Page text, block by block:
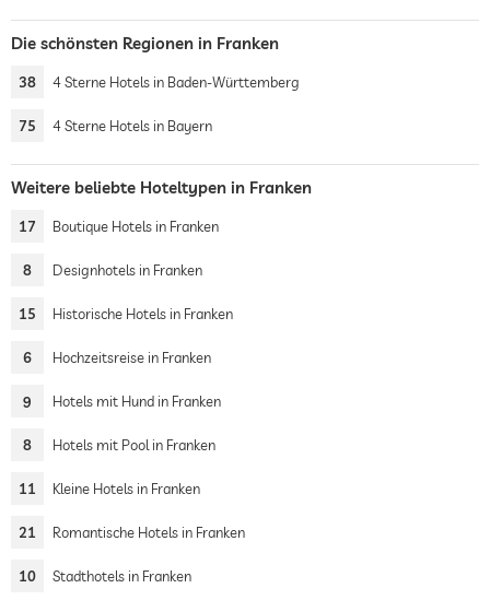
Die schönsten Regionen in Franken
38 4 Sterne Hotels in Baden-Württemberg
75 4 Sterne Hotels in Bayern
Weitere beliebte Hoteltypen in Franken
17 Boutique Hotels in Franken
8 Designhotels in Franken
15 Historische Hotels in Franken
6 Hochzeitsreise in Franken
9 Hotels mit Hund in Franken
8 Hotels mit Pool in Franken
11 Kleine Hotels in Franken
21 Romantische Hotels in Franken
10 Stadthotels in Franken